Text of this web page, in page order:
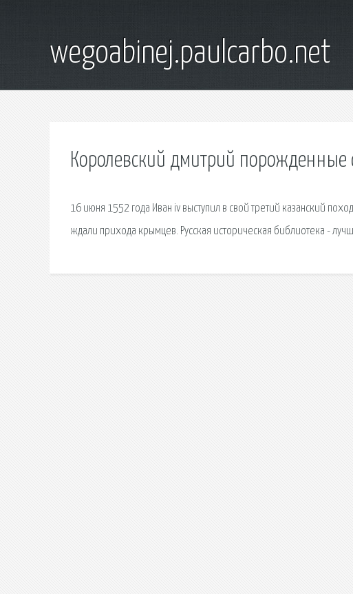
wegoabinej.paulcarbo.net
Королевский дмитрий порожденные
16 июня 1552 года Иван iv выступил в свой третий казанский
ждали прихода крымцев. Русская историческая библиотека -